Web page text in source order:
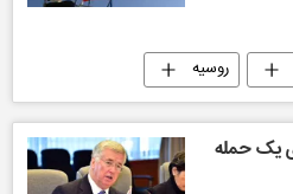
روسیه
یک حمله